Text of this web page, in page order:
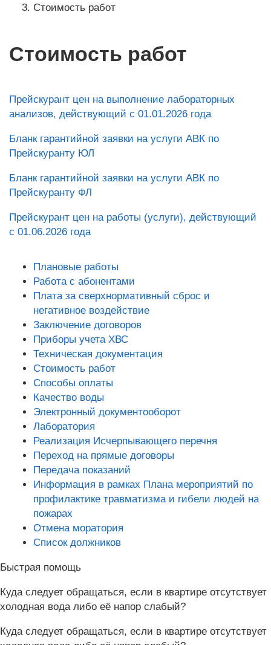
Стоимость работ
Стоимость работ
Прейскурант цен на выполнение лабораторных
анализов, действующий с 01.01.2026 года
Бланк гарантийной заявки на услуги АВК по
Прейскуранту ЮЛ
Бланк гарантийной заявки на услуги АВК по
Прейскуранту ФЛ
Прейскурант цен на работы (услуги), действующий
с 01.06.2026 года
Плановые работы
Работа с абонентами
Плата за сверхнормативный сброс и
негативное воздействие
Заключение договоров
Приборы учета ХВС
Техническая документация
Стоимость работ
Способы оплаты
Качество воды
Электронный документооборот
Лаборатория
Реализация Исчерпывающего перечня
Переход на прямые договоры
Передача показаний
Информация в рамках Плана мероприятий по
профилактике травматизма и гибели людей на
пожарах
Отмена моратория
Список должников
Быстрая помощь
Куда следует обращаться, если в квартире отсутствует
холодная вода либо её напор слабый?
Куда следует обращаться, если в квартире отсутствует